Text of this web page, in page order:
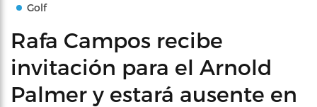
Golf
Rafa Campos recibe
invitación para el Arnold
Palmer y estará ausente en